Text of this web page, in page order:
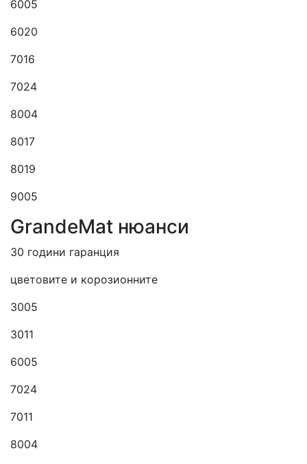
6005
6020
7016
7024
8004
8017
8019
9005
GrandeMat нюанси
30 години гаранция
цветовите и корозионните
3005
3011
6005
7024
7011
8004